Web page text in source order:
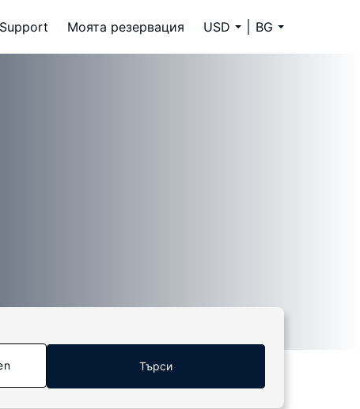
Support Моята резервация USD BG
Търси